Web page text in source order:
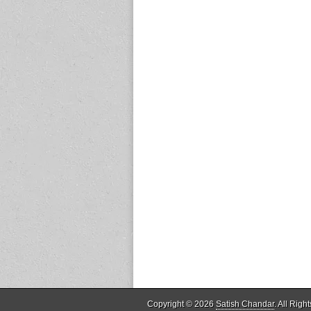
Copyright © 2026 Satish Chandar. All